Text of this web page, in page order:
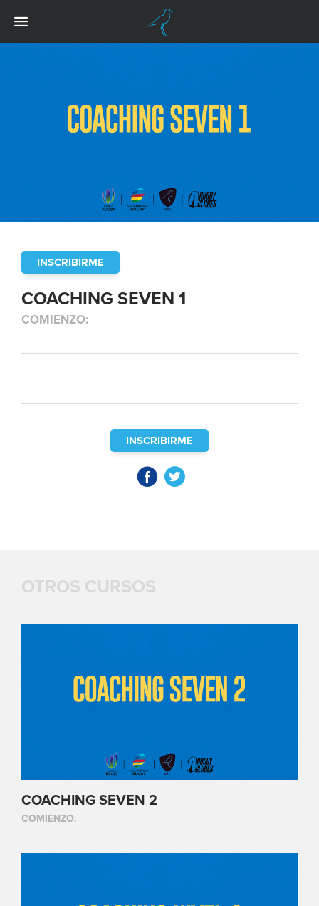
INSCRIBIRME
COACHING SEVEN 1
COMIENZO:
INSCRIBIRME
OTROS CURSOS
COACHING SEVEN 2
COMIENZO: